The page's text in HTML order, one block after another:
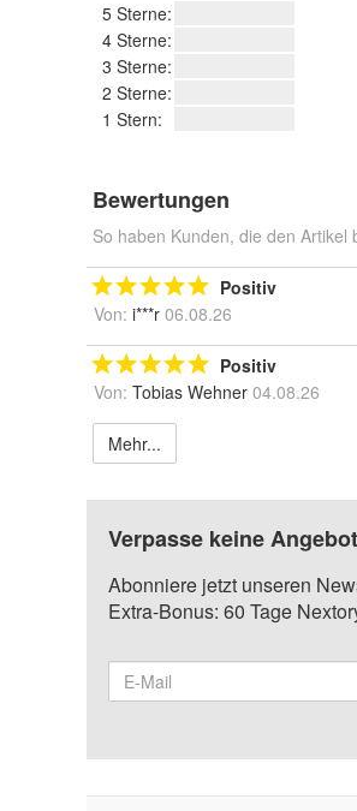
5 Sterne:
4 Sterne:
3 Sterne:
2 Sterne:
1 Stern:
Bewertungen
So haben Kunden, die den
Positiv
Von: i***r 06.08.26
Positiv
Von: Tobias Wehner 04.08.26
Mehr...
Verpasse keine
Abonniere jetzt unseren
Extra-Bonus: 60 Tage